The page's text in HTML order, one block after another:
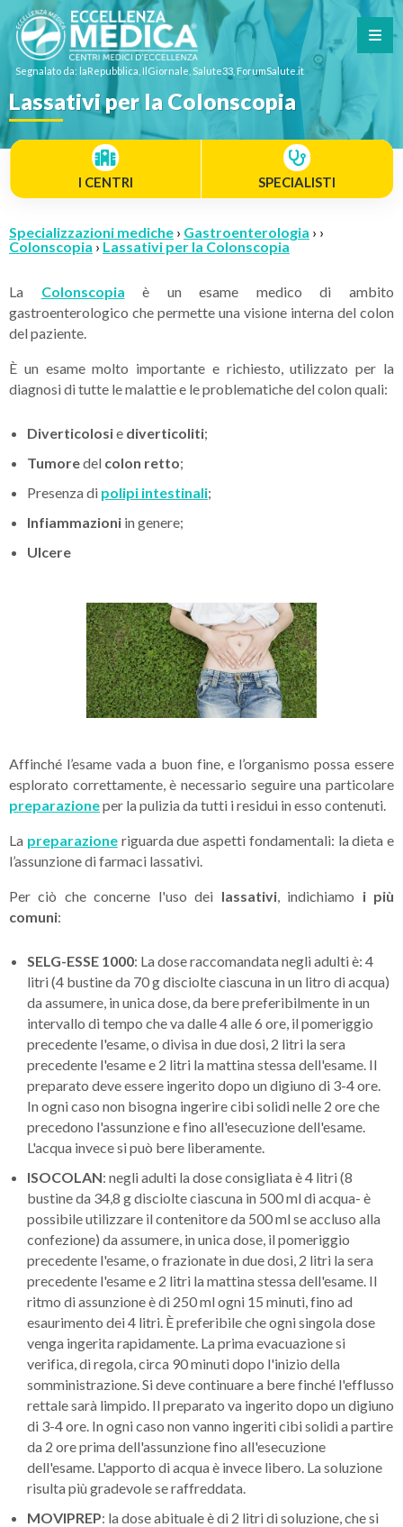
Segnalato da: laRepubblica, IlGiornale, Salute33, ForumSalute.it
Lassativi per la Colonscopia
I CENTRI SPECIALISTI
Specializzazioni mediche › Gastroenterologia › ›
Colonscopia › Lassativi per la Colonscopia
La Colonscopia è un esame medico di ambito
gastroenterologico che permette una visione interna del colon
del paziente.
È un esame molto importante e richiesto, utilizzato per la
diagnosi di tutte le malattie e le problematiche del colon quali:
Diverticolosie diverticoliti;
Tumoredel colon retto;
Presenza di polipi intestinali;
Infiammazioni in genere;
Ulcere
Affinché l’esame vada a buon fine, e l’organismo possa essere
esplorato correttamente, è necessario seguire una particolare
preparazioneper la pulizia da tutti i residui in esso contenuti.
La preparazioneriguarda due aspetti fondamentali: la dieta e
l’assunzione di farmaci lassativi.
Per ciò che concerne l'uso dei lassativi, indichiamo i più
comuni:
SELG-ESSE 1000: La dose raccomandata negli adulti è: 4
litri (4 bustine da 70 g disciolte ciascuna in un litro di acqua)
da assumere, in unica dose, da bere preferibilmente in un
intervallo di tempo che va dalle 4 alle 6 ore, il pomeriggio
precedente l'esame, o divisa in due dosi, 2 litri la sera
precedente l'esame e 2 litri la mattina stessa dell'esame. Il
preparato deve essere ingerito dopo un digiuno di 3-4 ore.
In ogni caso non bisogna ingerire cibi solidi nelle 2 ore che
precedono l'assunzione e fino all'esecuzione dell'esame.
L'acqua invece si può bere liberamente.
ISOCOLAN: negli adulti la dose consigliata è 4 litri (8
bustine da 34,8 g disciolte ciascuna in 500 ml di acqua- è
possibile utilizzare il contenitore da 500 ml se accluso alla
confezione) da assumere, in unica dose, il pomeriggio
precedente l'esame, o frazionate in due dosi, 2 litri la sera
precedente l'esame e 2 litri la mattina stessa dell'esame. Il
ritmo di assunzione è di 250 ml ogni 15 minuti, fino ad
esaurimento dei 4 litri. È preferibile che ogni singola dose
venga ingerita rapidamente. La prima evacuazione si
verifica, di regola, circa 90 minuti dopo l'inizio della
somministrazione. Si deve continuare a bere finché l'efflusso
rettale sarà limpido. Il preparato va ingerito dopo un digiuno
di 3-4 ore. In ogni caso non vanno ingeriti cibi solidi a partire
da 2 ore prima dell'assunzione fino all'esecuzione
dell'esame. L'apporto di acqua è invece libero. La soluzione
risulta più gradevole se raffreddata.
MOVIPREP: la dose abituale è di 2 litri di soluzione, che si